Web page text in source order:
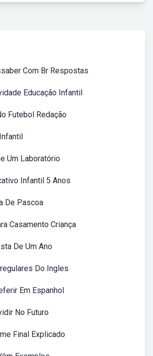
Com Br Respostas
Educação Infantil
Futebol Redação
Um Laboratório
Infantil 5 Anos
De Pascoa
Casamento Criança
De Um Ano
Do Ingles
Em Espanhol
No Futuro
Final Explicado